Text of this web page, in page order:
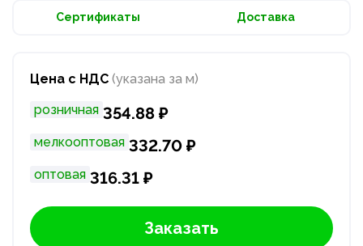
Сертификаты Доставка
Цена с НДС (указана за м)
розничная 354.88 ₽
мелкооптовая 332.70 ₽
оптовая 316.31 ₽
Заказать